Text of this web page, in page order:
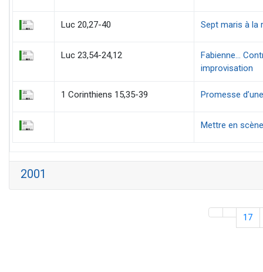
Luc 20,27-40 Sept maris à la
Luc 23,54-24,12
Fabienne...
improvisation
1 Corinthiens 15,35-39 Promesse
Mettre en
2001
17